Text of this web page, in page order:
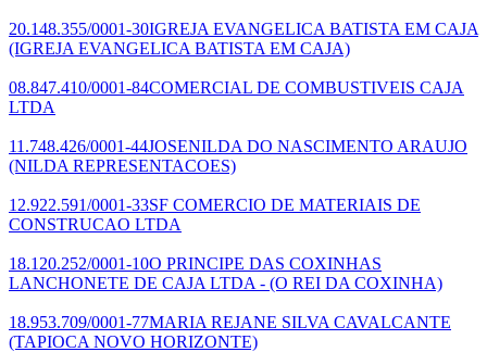
20.148.355/0001-30IGREJA EVANGELICA BATISTA EM CAJA
(IGREJA EVANGELICA BATISTA EM CAJA)
08.847.410/0001-84COMERCIAL DE COMBUSTIVEIS CAJA
LTDA
11.748.426/0001-44JOSENILDA DO NASCIMENTO ARAUJO
(NILDA REPRESENTACOES)
12.922.591/0001-33SF COMERCIO DE MATERIAIS DE
CONSTRUCAO LTDA
18.120.252/0001-10O PRINCIPE DAS COXINHAS
LANCHONETE DE CAJA LTDA - (O REI DA COXINHA)
18.953.709/0001-77MARIA REJANE SILVA CAVALCANTE
(TAPIOCA NOVO HORIZONTE)